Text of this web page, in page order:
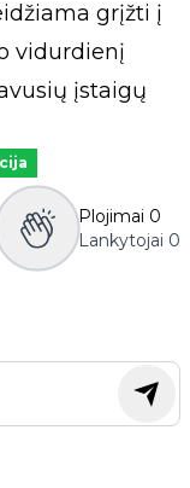
grįžti į
vidurdienį
įstaigų
Plojimai 0
Lankytojai 0